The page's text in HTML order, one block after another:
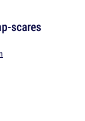
scares